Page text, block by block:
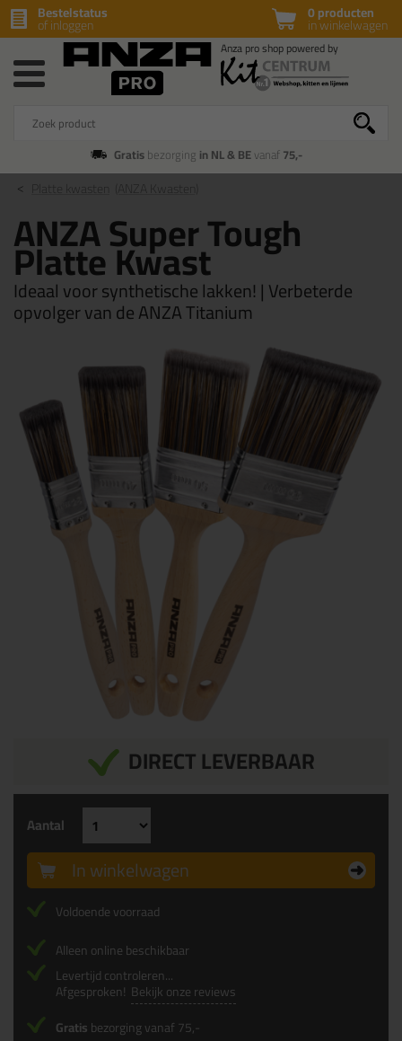
0 producten
in winkelwagen
Bestelstatus
of inloggen
Gratisbezorging in NL & BEvanaf75,-
Platte kwasten (ANZA Kwasten)
ANZA Super Tough
Platte Kwast
Ideaal voor synthetische lakken! | Verbeterde
opvolger van de ANZA Titanium
DIRECT LEVERBAAR
Aantal
In winkelwagen
Voldoende voorraad
Alleen online beschikbaar
Levertijd controleren...
Afgesproken! Bekijk onze reviews
Gratisbezorging vanaf 75,-